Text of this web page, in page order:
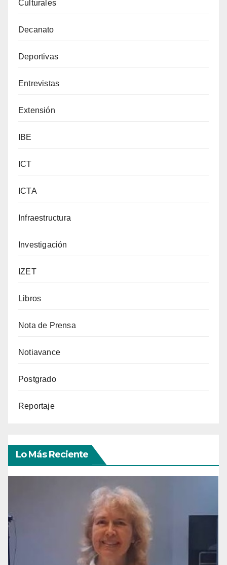
Culturales
Decanato
Deportivas
Entrevistas
Extensión
IBE
ICT
ICTA
Infraestructura
Investigación
IZET
Libros
Nota de Prensa
Notiavance
Postgrado
Reportaje
Lo Más Reciente